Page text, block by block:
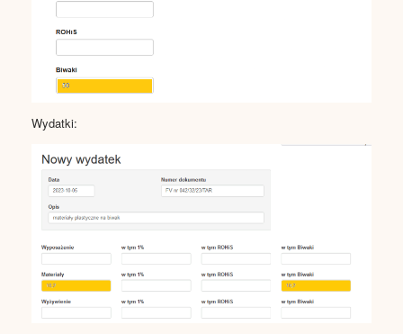
Wydatki: